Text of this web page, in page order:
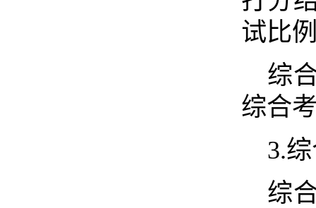
试比
综
综合
3.
综